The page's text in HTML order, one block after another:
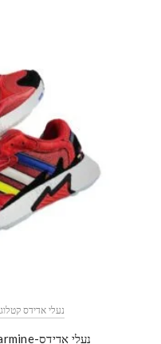
נעלי אדידס קטלוג ADIDAS TRESC RUN
נעלי אדידס-ADIDAS Tresc Run – Carmine